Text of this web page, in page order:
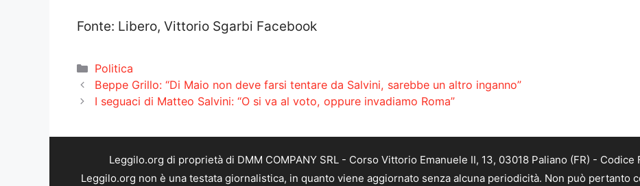
Fonte: Libero, Vittorio Sgarbi Facebook
Categorie
Politica
Beppe Grillo: “Di Maio non deve farsi tentare da Salvini, sarebbe un altro inganno”
I seguaci di Matteo Salvini: “O si va al voto, oppure invadiamo Roma”
Leggilo.org di proprietà di DMM COMPANY SRL - Corso Vittorio Emanuele II, 13, 03018 Paliano (FR) -
Leggilo.org non è una testata giornalistica, in quanto viene aggiornato senza alcuna periodicità. Non può pertanto